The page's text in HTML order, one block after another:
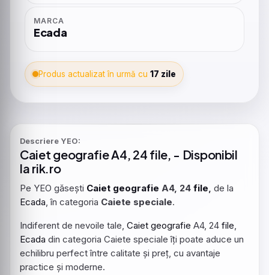
MARCA
Ecada
Produs actualizat în urmă cu 17 zile
Descriere YEO:
Caiet geografieA4, 24 file, - Disponibil
la rik.ro
Pe YEO găsești Caiet geografie A4, 24 file, de la
Ecada, în categoria Caiete speciale.
Indiferent de nevoile tale, Caiet geografie A4, 24 file,
Ecada din categoria Caiete speciale îți poate aduce un
echilibru perfect între calitate și preț, cu avantaje
practice și moderne.